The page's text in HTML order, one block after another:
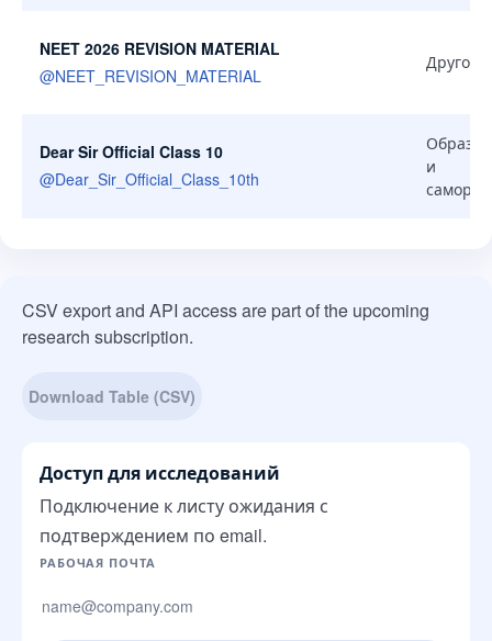
NEET 2026 REVISION MATERIAL
@NEET_REVISION_MATERIAL
Другое
Dear Sir Official Class 10
@Dear_Sir_Official_Class_10th
и
CSV export and API access are part of the upcoming
research subscription.
Download Table (CSV)
Доступ для исследований
Подключение к листу ожидания с
подтверждением по email.
Сайт компании
РАБОЧАЯ ПОЧТА